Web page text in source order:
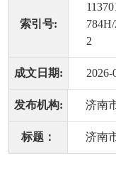
索引号:
2
成文日期: 2026-
发布机构: 济南
标题： 济南